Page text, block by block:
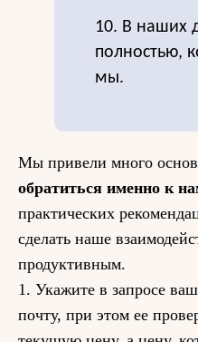
10. В наших
полностью,
мы.
Мы привели много
обратиться именно к
практических
сделать наше
продуктивным.
1. Укажите в запросе
почту, при этом ее